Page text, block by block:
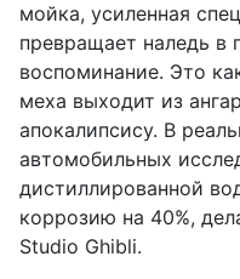
мойка, усиленная
превращает наледь в
воспоминание. Это
меха выходит из
апокалипсису. В
автомобильных
дистиллированной
коррозию на 40%,
Studio Ghibli.